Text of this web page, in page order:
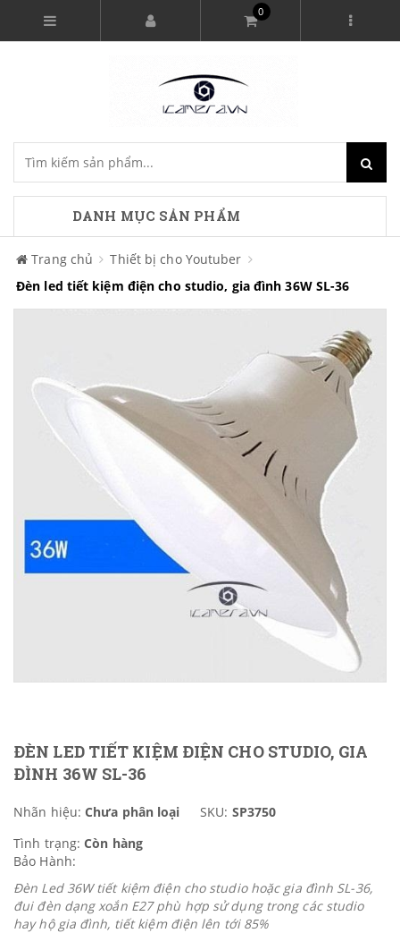
0
DANH MỤC SẢN PHẨM
Trang chủ
Thiết bị cho Youtuber
Đèn led tiết kiệm điện cho studio, gia đình 36W SL-36
ĐÈN LED TIẾT KIỆM ĐIỆN CHO STUDIO, GIA
ĐÌNH 36W SL-36
Nhãn hiệu: Chưa phân loại SKU: SP3750
Tình trạng: Còn hàng
Bảo Hành:
Đèn Led 36W tiết kiệm điện cho studio hoặc gia đình SL-36,
đui đèn dạng xoắn E27 phù hợp sử dụng trong các studio
hay hộ gia đình, tiết kiệm điện lên tới 85%